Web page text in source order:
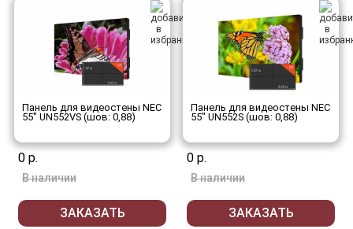
Панель для видеостены NEC
55" UN552VS (шов: 0,88)
0 р.
В наличии
ЗАКАЗАТЬ
Панель для видеостены NEC
55" UN552S (шов: 0,88)
0 р.
В наличии
ЗАКАЗАТЬ